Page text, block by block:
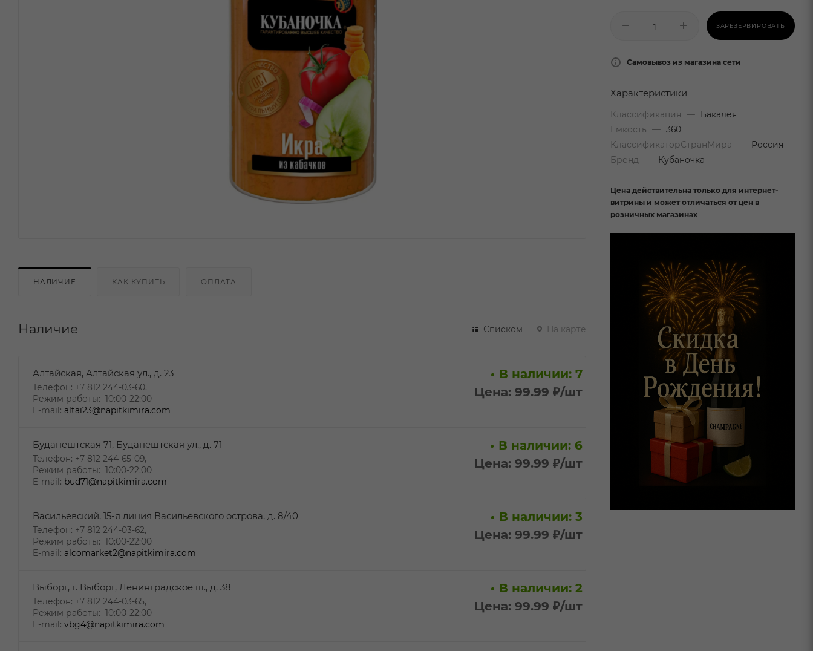
НАЛИЧИЕ КАК КУПИТЬ ОПЛАТА
Наличие Списком На карте
Алтайская, Алтайская ул., д. 23
Телефон: +7 812 244-03-60,
Режим работы: 10:00-22:00
E-mail: altai23@napitkimira.com
В наличии: 7
Цена: 99.99 ₽/шт
Будапештская 71, Будапештская ул., д. 71
Телефон: +7 812 244-65-09,
Режим работы: 10:00-22:00
E-mail: bud71@napitkimira.com
В наличии: 6
Цена: 99.99 ₽/шт
Васильевский, 15-я линия Васильевского острова, д. 8/40
Телефон: +7 812 244-03-62,
Режим работы: 10:00-22:00
E-mail: alcomarket2@napitkimira.com
В наличии: 3
Цена: 99.99 ₽/шт
Выборг, г. Выборг, Ленинградское ш., д. 38
Телефон: +7 812 244-03-65,
Режим работы: 10:00-22:00
E-mail: vbg4@napitkimira.com
В наличии: 2
Цена: 99.99 ₽/шт
ЗАРЕЗЕРВИРОВАТЬ
Самовывоз из магазина сети
Характеристики
Классификация —
Бакалея
Емкость
— 360
КлассификаторСтранМира
—
Россия
Бренд
— Кубаночка
Цена действительна только для интернет-
витрины и может отличаться от цен в
розничных магазинах